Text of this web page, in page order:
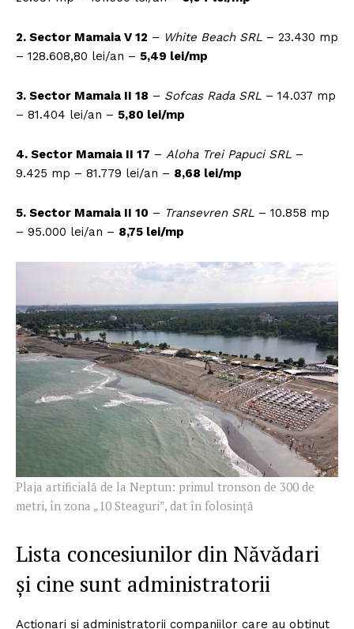
2. Sector Mamaia V 12 – White Beach SRL – 23.430 mp
– 128.608,80 lei/an – 5,49 lei/mp
3. Sector Mamaia II 18 – Sofcas Rada SRL – 14.037 mp
– 81.404 lei/an – 5,80 lei/mp
4. Sector Mamaia II 17 – Aloha Trei Papuci SRL –
9.425 mp – 81.779 lei/an – 8,68 lei/mp
5. Sector Mamaia II 10 – Transevren SRL – 10.858 mp
– 95.000 lei/an – 8,75 lei/mp
Plaja artificială de la Neptun: primul tronson de 300 de
metri, în zona „10 Steaguri”, dat în folosință
Lista concesiunilor din Năvădari
și cine sunt administratorii
Acționari și administratorii companiilor care au obținut